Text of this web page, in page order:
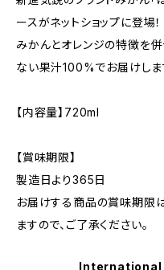
ースがネットショップに登場！
みかんとオレンジの特徴を併
ない果汁100%でお届けしま
【内容量】720ml
【賞味期限】
製造日より365日
お届けする商品の賞味期限
ますので、ご了承ください。
International